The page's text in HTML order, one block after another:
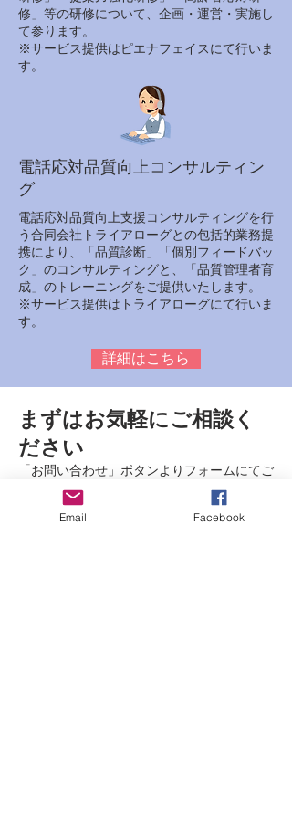
修」等の研修について、企画・運営・実施し
て参ります。
※サービス提供はピエナフェイスにて行いま
す。
電話応対品質向上コンサルティン
グ
電話応対品質向上支援コンサルティングを行
う合同会社トライアローグとの包括的業務提
携により、「品質診断」「個別フィードバッ
ク」のコンサルティングと、「品質管理者育
成」のトレーニングをご提供いたします。
※サービス提供はトライアローグにて行いま
す。
詳細はこちら
まずはお気軽にご相談く
ださい
「お問い合わせ」ボタンよりフォームにてご
連絡をお待ちしております
Email Facebook